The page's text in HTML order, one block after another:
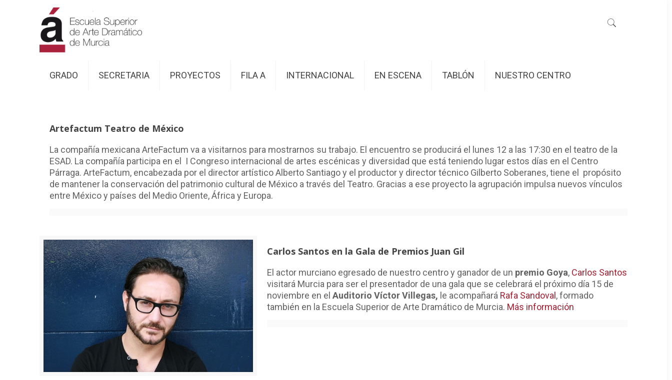
GRADO SECRETARIA PROYECTOS FILA A INTERNACIONAL EN ESCENA TABLÓN NUESTRO CENTRO
Artefactum Teatro de México
La compañía mexicana ArteFactum va a visitarnos para mostrarnos su trabajo. El encuentro se producirá el lunes 12 a las 17:30 en el teatro de la
ESAD. La compañía participa en el I Congreso internacional de artes escénicas y diversidad que está teniendo lugar estos días en el Centro
Párraga. ArteFactum, encabezada por el director artístico Alberto Santiago y el productor y director técnico Gilberto Soberanes, tiene el propósito
de mantener la conservación del patrimonio cultural de México a través del Teatro. Gracias a ese proyecto la agrupación impulsa nuevos vínculos
entre México y países del Medio Oriente, África y Europa.
Carlos Santos en la Gala de Premios Juan Gil
El actor murciano egresado de nuestro centro y ganador de un premio Goya, Carlos Santos
visitará Murcia para ser el presentador de una gala que se celebrará el próximo día 15 de
noviembre en elAuditorio Víctor Villegas, le acompañará Rafa Sandoval , formado
también en la Escuela Superior de Arte Dramático de Murcia. Más información